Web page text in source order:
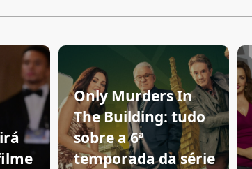
Only Murders In
The Building: tudo
sobre a 6ª
temporada da série